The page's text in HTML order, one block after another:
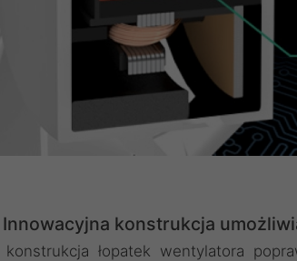
Innowacyjna konstrukcja
konstrukcja łopatek wentylatora